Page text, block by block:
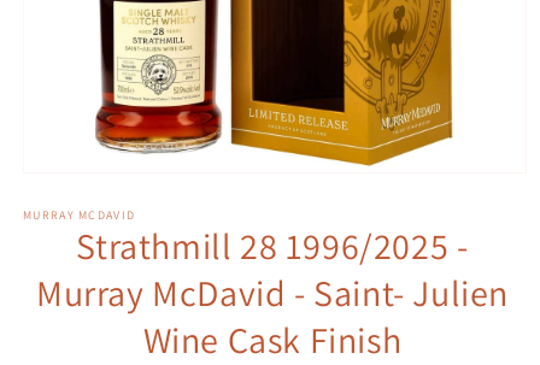
in
MURRAY MCDAVID
Strathmill 28 1996/2025 -
Murray McDavid - Saint- Julien
Wine Cask Finish